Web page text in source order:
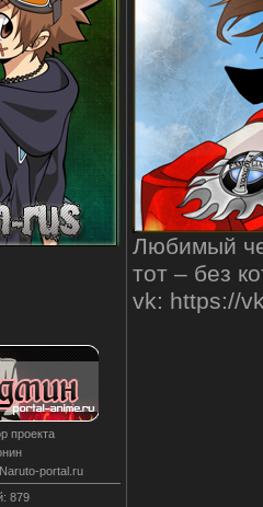
проекта
portal.ru
879
Любимый
тот – без
vk: https://